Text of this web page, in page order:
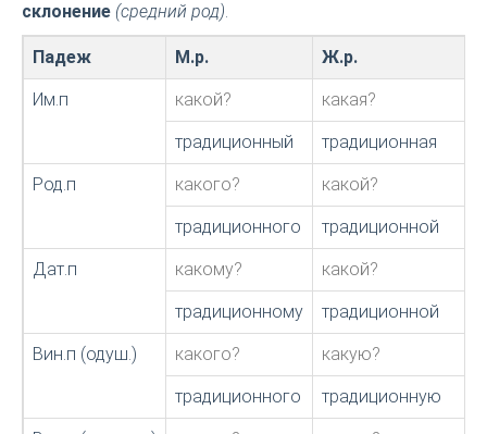
склонение (средний род).
Падеж М.р. Ж.р.
Им.п какой? какая?
традиционный традиционная
Род.п какого? какой?
традиционного традиционной
Дат.п какому? какой?
традиционному традиционной
Вин.п (одуш.) какого? какую?
традиционного традиционную